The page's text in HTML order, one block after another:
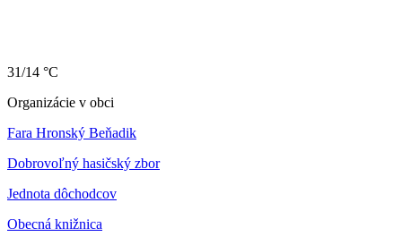
31/14 °C
Organizácie v obci
Fara Hronský Beňadik
Dobrovoľný hasičský zbor
Jednota dôchodcov
Obecná knižnica